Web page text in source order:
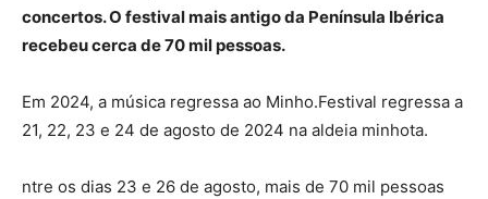
concertos. O festival mais antigo da Península Ibérica
recebeu cerca de 70 mil pessoas.
Em 2024, a música regressa ao Minho.Festival regressa a
21, 22, 23 e 24 de agosto de 2024 na aldeia minhota.
ntre os dias 23 e 26 de agosto, mais de 70 mil pessoas